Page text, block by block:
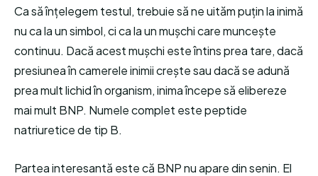
Ca să înțelegem testul, trebuie să ne uităm puțin la inimă
nu ca la un simbol, ci ca la un mușchi care muncește
continuu. Dacă acest mușchi este întins prea tare, dacă
presiunea în camerele inimii crește sau dacă se adună
prea mult lichid în organism, inima începe să elibereze
mai mult BNP. Numele complet este peptide
natriuretice de tip B.
Partea interesantă este că BNP nu apare din senin. El